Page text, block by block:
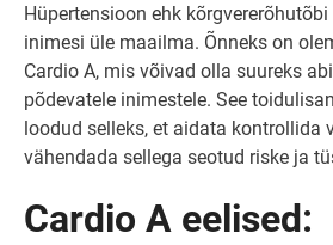
Hüpertensioon ehk
inimesi üle maailma. Õnneks on
Cardio A, mis võivad olla suureks
põdevatele inimestele. See
loodud selleks, et aidata kontrollida
vähendada sellega seotud riske ja
Cardio A eelised: